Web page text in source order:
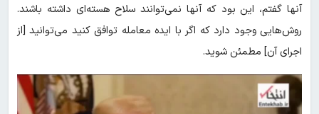
آنها گفتم، این بود که آنها نمی‌توانند سلاح هسته‌ای داشته باشند.
روش‌هایی وجود دارد که اگر با ایده معامله توافق کنید می‌توانید [از
اجرای آن] مطمئن شوید.